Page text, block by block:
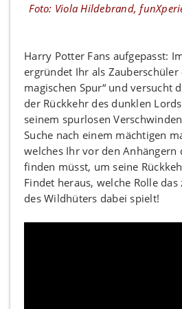
Foto: Viola Hildebrand,
Harry Potter Fans aufgepasst:
ergründet Ihr als Zauberschüler
magischen Spur“ und versucht
der Rückkehr des dunklen
seinem spurlosen
Suche nach einem mächtigen
welches Ihr vor den Anhängern
finden müsst, um seine
Findet heraus, welche Rolle das
des Wildhüters dabei spielt!